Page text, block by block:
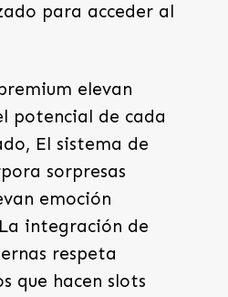
para acceder al
elevan
potencial de cada
El sistema de
sorpresas
emoción
integración de
respeta
que hacen slots